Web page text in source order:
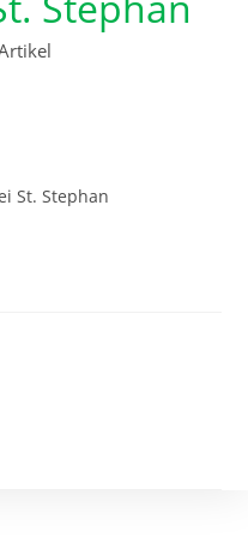
St. Stephan